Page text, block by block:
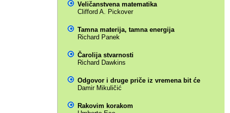
Veličanstvena matematika
Clifford A. Pickover
Tamna materija, tamna energija
Richard Panek
Čarolija stvarnosti
Richard Dawkins
Odgovor i druge priče iz vremena bit će
Damir Mikuličić
Rakovim korakom